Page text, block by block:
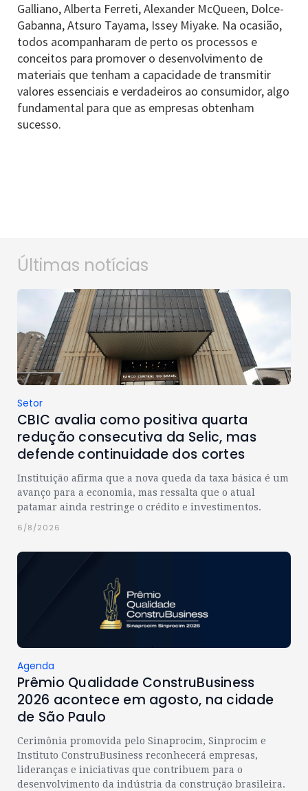
Galliano, Alberta Ferreti, Alexander McQueen, Dolce-
Gabanna, Atsuro Tayama, Issey Miyake. Na ocasião,
todos acompanharam de perto os processos e
conceitos para promover o desenvolvimento de
materiais que tenham a capacidade de transmitir
valores essenciais e verdadeiros ao consumidor, algo
fundamental para que as empresas obtenham
sucesso.
Últimas notícias
Setor
CBIC avalia como positiva quarta
redução consecutiva da Selic, mas
defende continuidade dos cortes
Instituição afirma que a nova queda da taxa básica é um
avanço para a economia, mas ressalta que o atual
patamar ainda restringe o crédito e investimentos.
6/8/2026
Agenda
Prêmio Qualidade ConstruBusiness
2026 acontece em agosto, na cidade
de São Paulo
Cerimônia promovida pelo Sinaprocim, Sinprocim e
Instituto ConstruBusiness reconhecerá empresas,
lideranças e iniciativas que contribuem para o
desenvolvimento da indústria da construção brasileira.